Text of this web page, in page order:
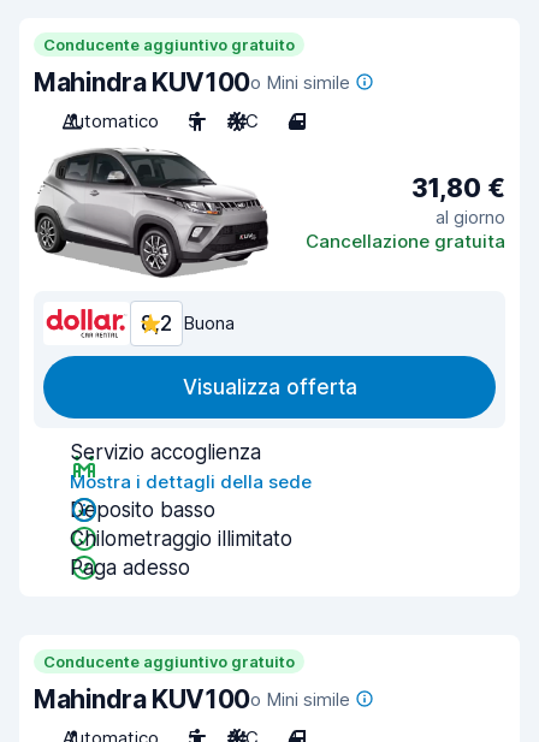
Conducente aggiuntivo gratuito
Mahindra KUV100o Mini simile
Automatico
5 A/C 4
31,80 €
al giorno
Cancellazione gratuita
8,2 Buona
Visualizza offerta
Servizio accoglienza
Mostra i dettagli della sede
Deposito basso
Chilometraggio illimitato
Paga adesso
Conducente aggiuntivo gratuito
Mahindra KUV100o Mini simile